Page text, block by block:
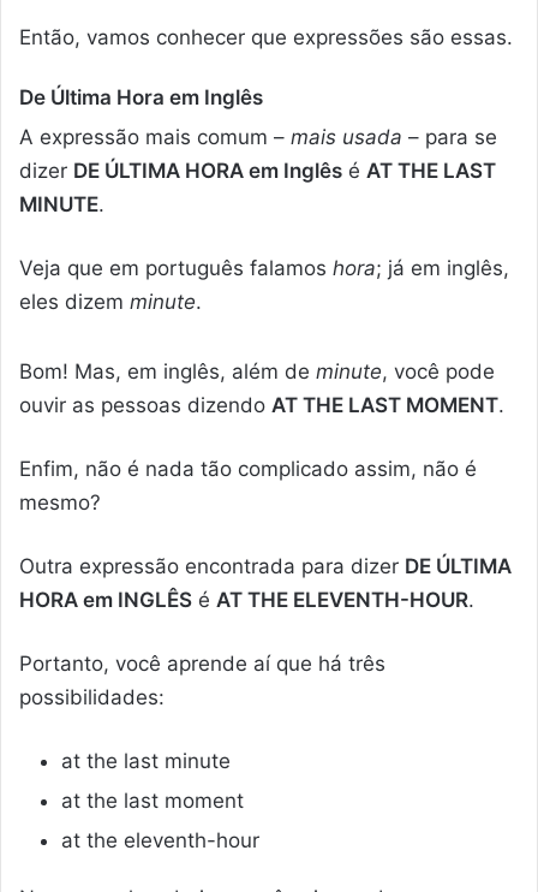
Então, vamos conhecer que expressões são essas.
De Última Hora em Inglês
A expressão mais comum – mais usada – para se
dizer DE ÚLTIMA HORA em Inglês é AT THE LAST
MINUTE.
Veja que em português falamos hora; já em inglês,
eles dizem minute.
Bom! Mas, em inglês, além de minute, você pode
ouvir as pessoas dizendo AT THE LAST MOMENT.
Enfim, não é nada tão complicado assim, não é
mesmo?
Outra expressão encontrada para dizer DE ÚLTIMA
HORA em INGLÊS é AT THE ELEVENTH-HOUR.
Portanto, você aprende aí que há três
possibilidades:
at the last minute
at the last moment
at the eleventh-hour